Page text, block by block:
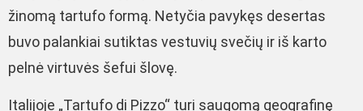
žinomą tartufo formą. Netyčia pavykęs desertas
buvo palankiai sutiktas vestuvių svečių ir iš karto
pelnė virtuvės šefui šlovę.
Italijoje „Tartufo di Pizzo“ turi saugomą geografinę